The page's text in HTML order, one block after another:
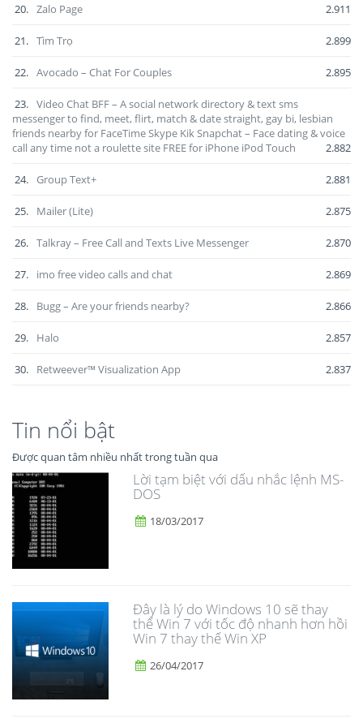
20. Zalo Page 2.911
21. Tìm Trọ 2.899
22. Avocado – Chat For Couples 2.895
23. Video Chat BFF – A social network directory & text sms
messenger to find, meet, flirt, match & date straight, gay bi, lesbian
friends nearby for FaceTime Skype Kik Snapchat – Face dating & voice
call any time not a roulette site FREE for iPhone iPod Touch
2.882
24. Group Text+ 2.881
25. Mailer (Lite) 2.875
26. Talkray – Free Call and Texts Live Messenger 2.870
27. imo free video calls and chat 2.869
28. Bugg – Are your friends nearby? 2.866
29. Halo 2.857
30. Retweever™ Visualization App 2.837
Tin nổi bật
Được quan tâm nhiều nhất trong tuần qua
Lời tạm biệt với dấu nhắc lệnh MS-
DOS
18/03/2017
Đây là lý do Windows 10 sẽ thay
thế Win 7 với tốc độ nhanh hơn hồi
Win 7 thay thế Win XP
26/04/2017